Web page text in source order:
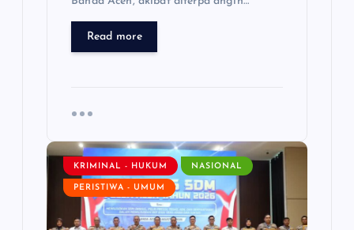
Read more
KRIMINAL - HUKUM NASIONAL
PERISTIWA - UMUM